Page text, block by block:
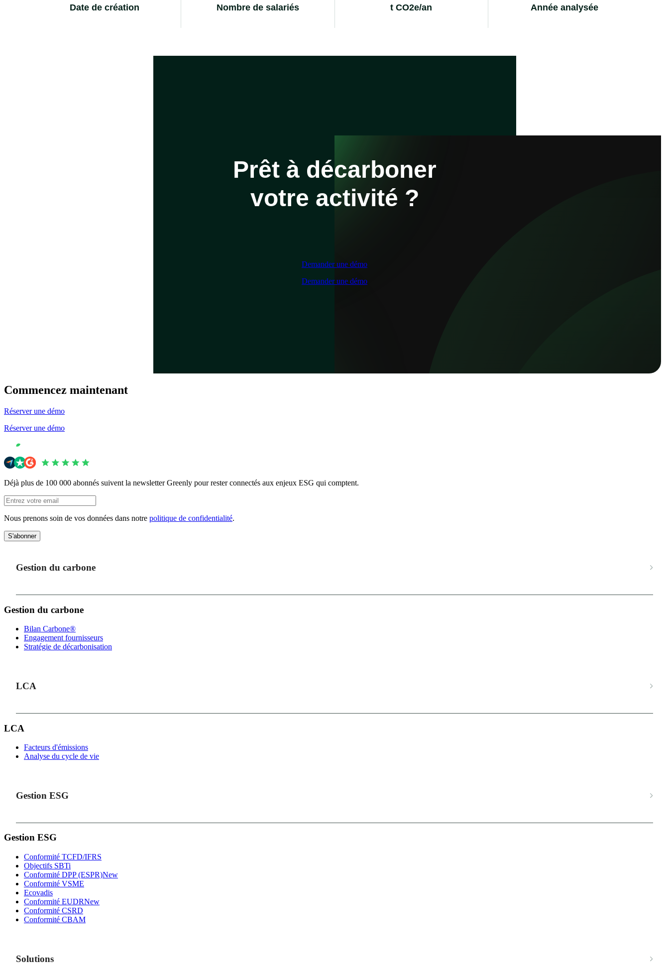
Date de création Nombre de salariés t CO2e/an Année analysée
Prêt à décarboner
votre activité ?
Demander une démo
Demander une démo
Commencez maintenant
Réserver une démo
Réserver une démo
Déjà plus de 100 000 abonnés suivent la newsletter Greenly pour rester connectés aux enjeux ESG qui comptent.
Nous prenons soin de vos données dans notre politique de confidentialité.
S'abonner
Gestion du carbone
Gestion du carbone
Bilan Carbone®
Engagement fournisseurs
Stratégie de décarbonisation
LCA
LCA
Facteurs d'émissions
Analyse du cycle de vie
Gestion ESG
Gestion ESG
Conformité TCFD/IFRS
Objectifs SBTi
Conformité DPP (ESPR)New
Conformité VSME
Ecovadis
Conformité EUDRNew
Conformité CSRD
Conformité CBAM
Solutions